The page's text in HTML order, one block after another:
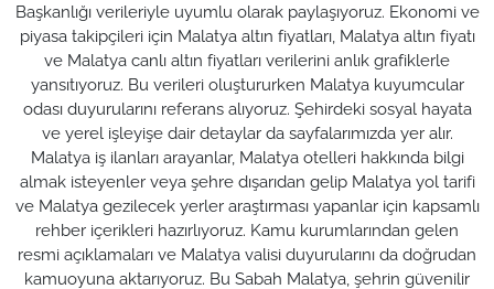
Başkanlığı verileriyle uyumlu olarak paylaşıyoruz. Ekonomi ve
piyasa takipçileri için Malatya altın fiyatları, Malatya altın fiyatı
ve Malatya canlı altın fiyatları verilerini anlık grafiklerle
yansıtıyoruz. Bu verileri oluştururken Malatya kuyumcular
odası duyurularını referans alıyoruz. Şehirdeki sosyal hayata
ve yerel işleyişe dair detaylar da sayfalarımızda yer alır.
Malatya iş ilanları arayanlar, Malatya otelleri hakkında bilgi
almak isteyenler veya şehre dışarıdan gelip Malatya yol tarifi
ve Malatya gezilecek yerler araştırması yapanlar için kapsamlı
rehber içerikleri hazırlıyoruz. Kamu kurumlarından gelen
resmi açıklamaları ve Malatya valisi duyurularını da doğrudan
kamuoyuna aktarıyoruz. Bu Sabah Malatya, şehrin güvenilir